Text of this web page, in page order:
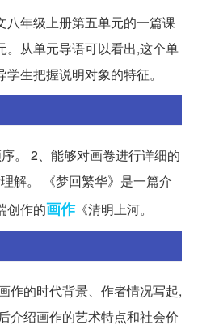
八年级上册第五单元的一篇课
。从单元导语可以看出,这个单
生把握说明对象的特征。
。 2、能够对画卷进行详细的
解。 《梦回繁华》是一篇介
创作的画作《清明上河。
作的时代背景、作者情况写起,
介绍画作的艺术特点和社会价